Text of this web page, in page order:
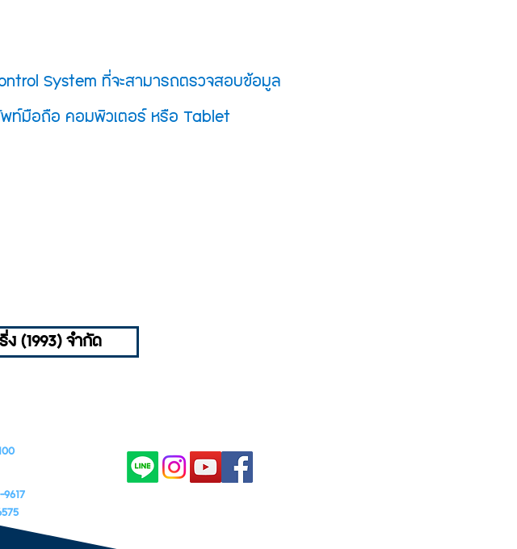
System ที่จะสามารถตรวจสอบข้อมูล
พท์มือถือ คอมพิวเตอร์ หรือ Tablet
กับ ผู้ใช้งาน
มารถเข้าใจ
รถนำข้อมูล
ต่อไปได้
มีการสูบจ่าย
ละค่า
ง (1993) จำกัด